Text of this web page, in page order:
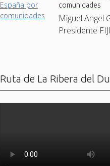
comunidades
Miguel Angel
Presidente
Ruta de La Ribera del